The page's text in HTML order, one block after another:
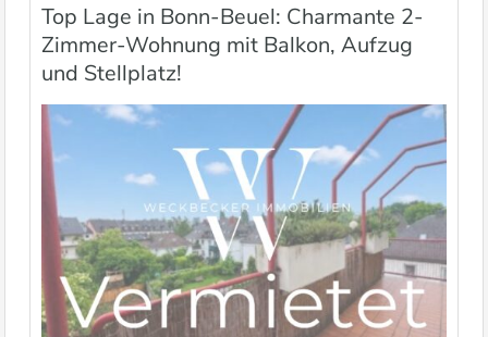
Top Lage in Bonn-Beuel: Charmante 2-
Zimmer-Wohnung mit Balkon, Aufzug
und Stellplatz!